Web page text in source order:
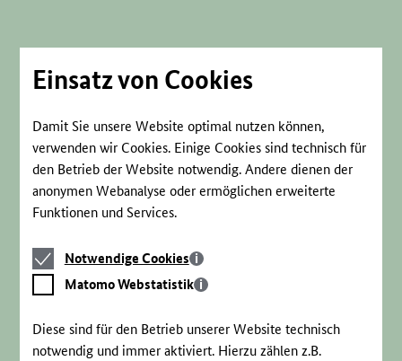
Einsatz von Cookies
Damit Sie unsere Website optimal nutzen können,
verwenden wir Cookies. Einige Cookies sind technisch für
den Betrieb der Website notwendig. Andere dienen der
anonymen Webanalyse oder ermöglichen erweiterte
Funktionen und Services.
Notwendige
Cookies
Notwendige Cookies
Matomo
Webstatistik
Matomo Webstatistik
Diese sind für den Betrieb unserer Website technisch
notwendig und immer aktiviert. Hierzu zählen z.B.